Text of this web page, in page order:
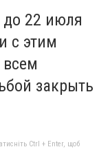
до 22 июля
с этим
закрыть
Ctrl + Enter, щоб